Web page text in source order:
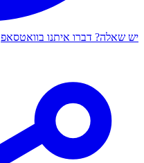
יש שאלה? דברו איתנו בוואטסאפ